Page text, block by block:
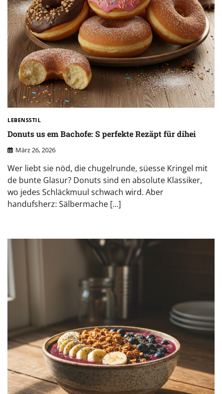
LEBENSSTIL
Donuts us em Bachofe: S perfekte Rezäpt für dihei
März 26, 2026
Wer liebt sie nöd, die chugelrunde, süesse Kringel mit
de bunte Glasur? Donuts sind en absolute Klassiker,
wo jedes Schläckmuul schwach wird. Aber
handufsherz: Sälbermache […]